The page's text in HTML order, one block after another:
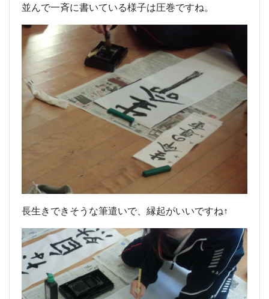
並んで一斉に書いている様子は圧巻ですね。
長生きできそうな筆遣いで、縁起がいいですね↑